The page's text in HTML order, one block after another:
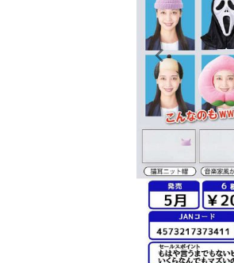
よくあるご質問
ご利用ガイド